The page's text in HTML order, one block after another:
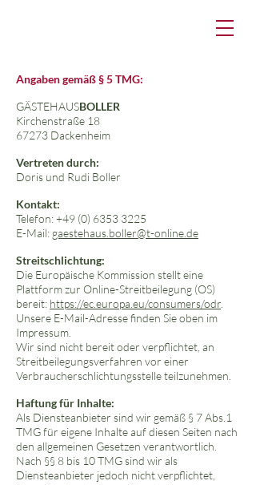
Angaben gemäß § 5 TMG:
GÄSTEHAUSBOLLER
Kirchenstraße 18
67273 Dackenheim
Vertreten durch:
Doris und Rudi Boller
Kontakt:
Telefon:+49 (0) 6353 3225
E-Mail: gaestehaus.boller@t-online.de
Streitschlichtung:
Die Europäische Kommission stellt eine
Plattform zur Online-Streitbeilegung (OS)
bereit: https://ec.europa.eu/consumers/odr
Unsere E-Mail-Adresse finden Sie oben im
Impressum.
Wir sind nicht bereit oder verpflichtet, an
Streitbeilegungsverfahren vor einer
Verbraucherschlichtungsstelle teilzunehmen.
Haftung für Inhalte:
Als Diensteanbieter sind wir gemäß § 7 Abs.1
TMG für eigene Inhalte auf diesen Seiten nach
den allgemeinen Gesetzen verantwortlich.
Nach §§ 8 bis 10 TMG sind wir als
Diensteanbieter jedoch nicht verpflichtet,